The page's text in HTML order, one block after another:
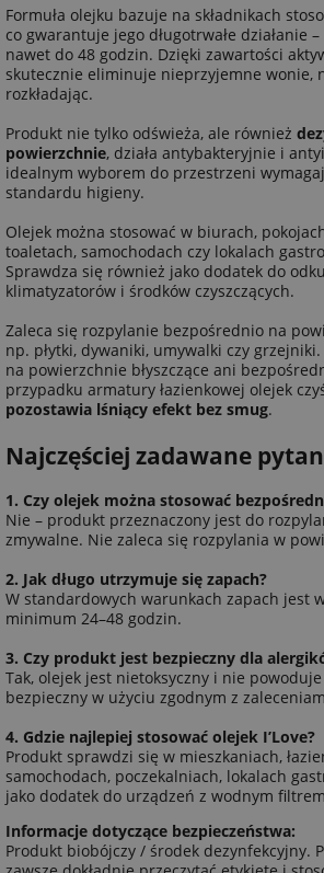
Formuła olejku bazuje na składnikach
co gwarantuje jego długotrwałe działanie
nawet do 48 godzin. Dzięki zawartości
skutecznie eliminuje nieprzyjemne wonie,
rozkładając.
Produkt nie tylko odświeża, ale również
powierzchnie, działa antybakteryjnie i
idealnym wyborem do przestrzeni
standardu higieny.
Olejek można stosować w biurach,
toaletach, samochodach czy lokalach
Sprawdza się również jako dodatek do
klimatyzatorów i środków czyszczących.
Zaleca się rozpylanie bezpośrednio na
np. płytki, dywaniki, umywalki czy
na powierzchnie błyszczące ani
przypadku armatury łazienkowej olejek
pozostawia lśniący efekt bez smug.
Najczęściej zadawane
1. Czy olejek można stosować
Nie – produkt przeznaczony jest do
zmywalne. Nie zaleca się rozpylania w
2. Jak długo utrzymuje się zapach?
W standardowych warunkach zapach jest
minimum 24–48 godzin.
3. Czy produkt jest bezpieczny dla
Tak, olejek jest nietoksyczny i nie
bezpieczny w użyciu zgodnym z
4. Gdzie najlepiej stosować olejek I’Love?
Produkt sprawdzi się w mieszkaniach,
samochodach, poczekalniach, lokalach
jako dodatek do urządzeń z wodnym
Informacje dotyczące bezpieczeństwa:
Produkt biobójczy / środek dezynfekcyjny.